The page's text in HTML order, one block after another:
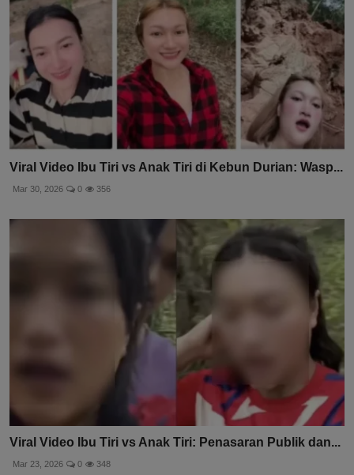
Viral Video Ibu Tiri vs Anak Tiri di Kebun Durian: Wasp...
Mar 30, 2026 0 356
Viral Video Ibu Tiri vs Anak Tiri: Penasaran Publik dan...
Mar 23, 2026 0 348